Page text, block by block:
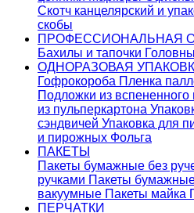
Скотч канцелярский и
скобы
ПРОФЕССИОНАЛЬНАЯ
Бахилы и тапочки
ОДНОРАЗОВАЯ
Гофрокороба Пленка
Подложки из вспененного
из пульперкартона
сэндвичей Упаковка для
и пирожных Фольга
ПАКЕТЫ
Пакеты бумажные без
ручками Пакеты
вакуумные Пакеты майка
ПЕРЧАТКИ